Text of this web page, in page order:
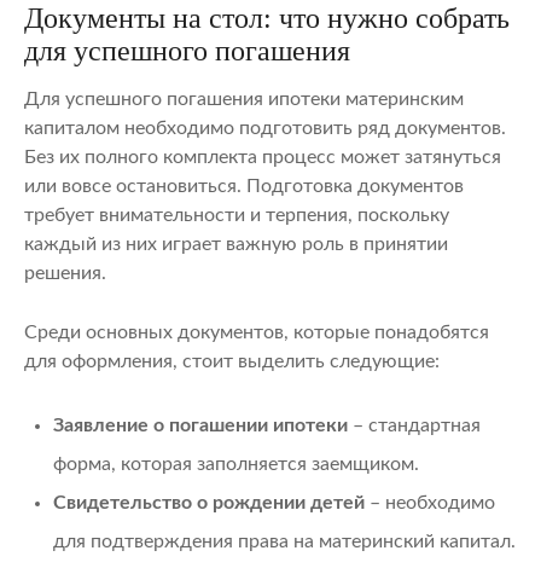
Документы на стол: что нужно собрать
для успешного погашения
Для успешного погашения ипотеки материнским
капиталом необходимо подготовить ряд документов.
Без их полного комплекта процесс может затянуться
или вовсе остановиться. Подготовка документов
требует внимательности и терпения, поскольку
каждый из них играет важную роль в принятии
решения.
Среди основных документов, которые понадобятся
для оформления, стоит выделить следующие:
Заявление о погашении ипотеки – стандартная
форма, которая заполняется заемщиком.
Свидетельство о рождении детей – необходимо
для подтверждения права на материнский капитал.